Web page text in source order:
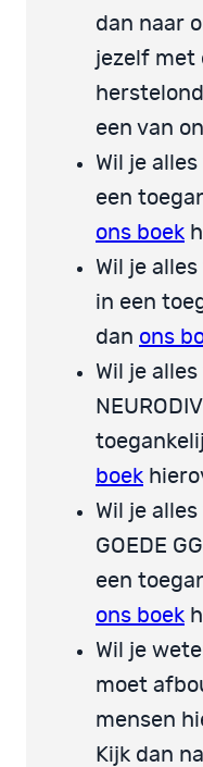
dan naar
jezelf met
een van
Wil je
een
ons boek
Wil je
in een
dan ons
Wil je
boek
Wil je
GOEDE
een
ons boek
Wil je
moet
mensen
Kijk dan